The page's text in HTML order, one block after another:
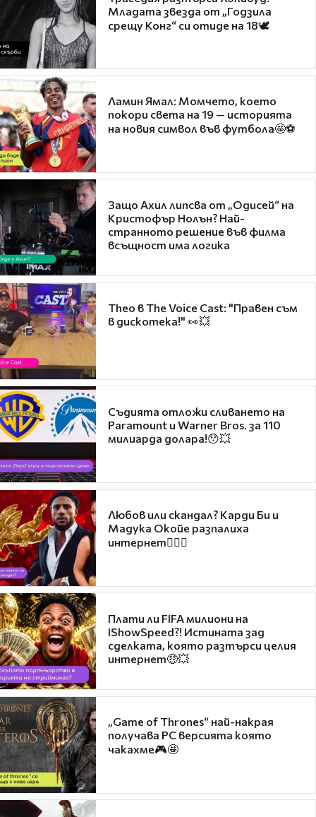
Младата звезда от „Годзила
срещу Конг“ си отиде на 18🕊️
Ламин Ямал: Момчето, което
покори света на 19 — историята
на новия символ във футбола🤩⚽
Защо Ахил липсва от „Одисей“ на
Кристофър Нолън? Най-
странното решение във филма
всъщност има логика
Theo в The Voice Cast: "Правен съм
в дискотека!" 👀💥
Съдията отложи сливането на
Paramount и Warner Bros. за 110
милиарда долара!😯💥
Любов или скандал? Карди Би и
Мадука Окойе разпалиха
интернет❤️‍🔥🔥
Плати ли FIFA милиони на
IShowSpeed?! Истината зад
сделката, която разтърси целия
интернет🤑💥
„Game of Thrones“ най-накрая
получава PC версията която
чакахме🎮🤩